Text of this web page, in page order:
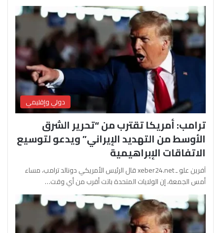
دولي وإقليمي
ترامب: أمريكا تقترب من “تحرير الشرق
الأوسط من التهديد الإيراني” ويدعو لتوسيع
الاتفاقات الإبراهيمية
آفرين علو ـ xeber24.net قال الرئيس الأمريكي دونالد ترامب، مساء
أمس الجمعة، إن الولايات المتحدة باتت أقرب من أي وقت…